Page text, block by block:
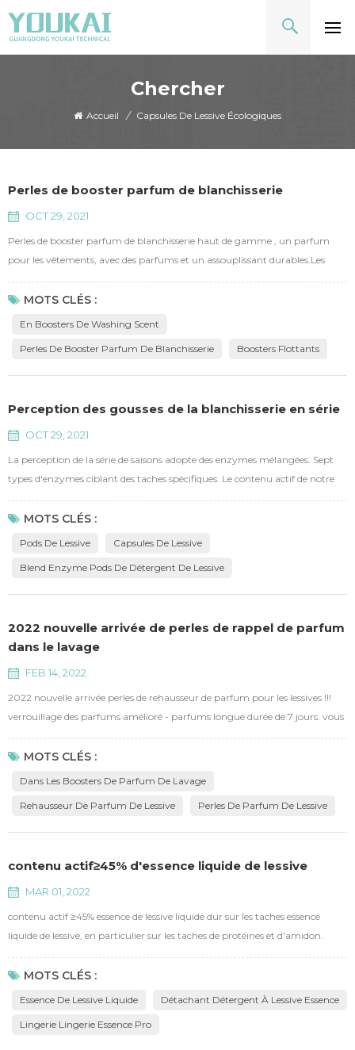
Chercher
Accueil / Capsules De Lessive Écologiques
Perles de booster parfum de blanchisserie
OCT 29, 2021
Perles de booster parfum de blanchisserie haut de gamme , un parfum
pour les vêtements, avec des parfums et un assouplissant durables.Les
parfums encapsulent dans des microcapsules, des parfums de verrouillage
pendant 48 heures, des parfums encapsulés attachés profondément et
MOTS CLÉS :
En Boosters De Washing Scent
Perles De Booster Parfum De Blanchisserie Boosters Flottants
Perception des gousses de la blanchisserie en série
OCT 29, 2021
La perception de la série de saisons adopte des enzymes mélangées. Sept
types d'enzymes ciblant des taches spécifiques: Le contenu actif de notre
Pods de lessive est supérieur à 60%, il est 4 fois comparer à la norme de
l'industrie. Au fur et à mesure que le contenu actif de l'industrie du liquide
MOTS CLÉS :
Pods De Lessive Capsules De Lessive
Blend Enzyme Pods De Détergent De Lessive
2022 nouvelle arrivée de perles de rappel de parfum
dans le lavage
FEB 14, 2022
2022 nouvelle arrivée perles de rehausseur de parfum pour les lessives !!!
verrouillage des parfums amélioré - parfums longue durée de 7 jours. vous
gardant avec un bon arôme pour toute la journée et à chaque instant -
rencontres, sport, barbecue, maison.
MOTS CLÉS :
Dans Les Boosters De Parfum De Lavage
Rehausseur De Parfum De Lessive Perles De Parfum De Lessive
contenu actif≥45% d'essence liquide de lessive
MAR 01, 2022
contenu actif ≥45% essence de lessive liquide dur sur les taches essence
liquide de lessive, en particulier sur les taches de protéines et d'amidon.
fournir des soins sûrs et doux pour nos sous-vêtements. tenir à l'écart des
bactéries et des acariens. antibactérien de 99.9%. contiennent diverses
MOTS CLÉS :
Essence De Lessive Liquide Détachant Détergent À Lessive Essence
Lingerie Lingerie Essence Pro